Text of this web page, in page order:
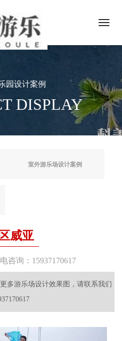
园设计案例
DISPLAY
室外游乐场设计案例
威亚
咨询：15937170617
多游乐场设计效果图，请联系我们